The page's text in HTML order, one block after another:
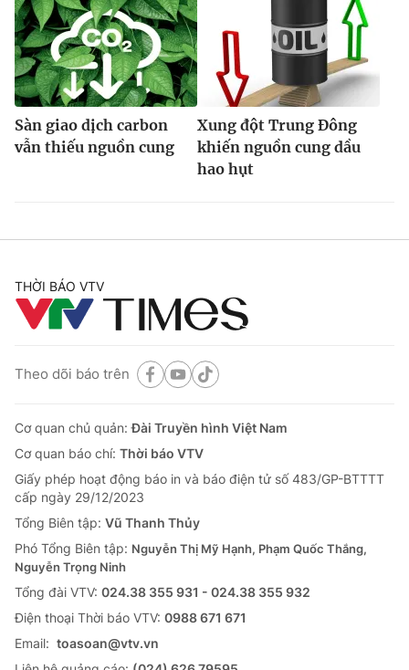
Sàn giao dịch carbon
vẫn thiếu nguồn cung
Xung đột Trung Đông
khiến nguồn cung dầu
hao hụt
THỜI BÁO VTV
Theo dõi báo trên
Cơ quan chủ quản:Đài Truyền hình Việt Nam
Cơ quan báo chí: Thời báo VTV
Giấy phép hoạt động báo in và báo điện tử số 483/GP-BTTTT
cấp ngày 29/12/2023
Tổng Biên tập: Vũ Thanh Thủy
Phó Tổng Biên tập: Nguyễn Thị Mỹ Hạnh, Phạm Quốc Thắng,
Nguyễn Trọng Ninh
Tổng đài VTV: 024.38 355 931 - 024.38 355 932
Ðiện thoại Thời báo VTV: 0988 671 671
Email: toasoan@vtv.vn